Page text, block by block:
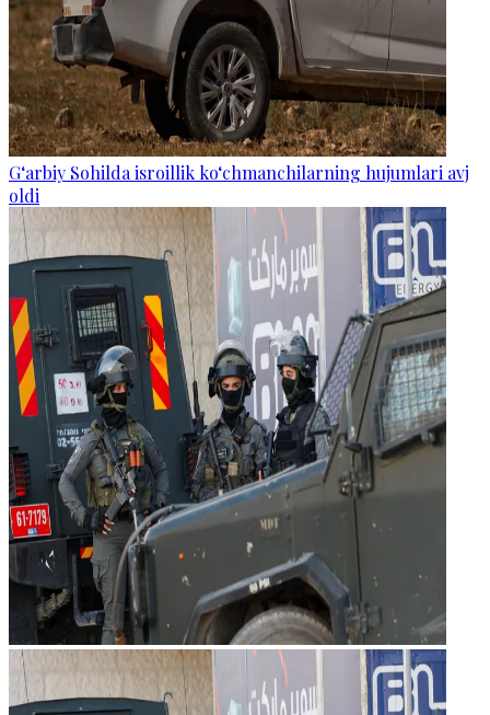
G‘arbiy Sohilda isroillik ko‘chmanchilarning hujumlari avj
oldi